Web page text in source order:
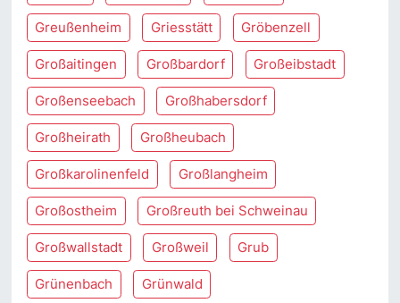
Greußenheim Griesstätt Gröbenzell
Großaitingen Großbardorf Großeibstadt
Großenseebach Großhabersdorf
Großheirath Großheubach
Großkarolinenfeld Großlangheim
Großostheim Großreuth bei Schweinau
Großwallstadt Großweil Grub
Grünenbach Grünwald